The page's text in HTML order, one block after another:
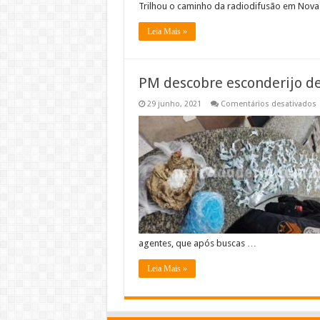
Trilhou o caminho da radiodifusão em Nova
Leia Mais »
PM descobre esconderijo
29 junho, 2021 Comentários desativados
agentes, que após buscas …
Leia Mais »